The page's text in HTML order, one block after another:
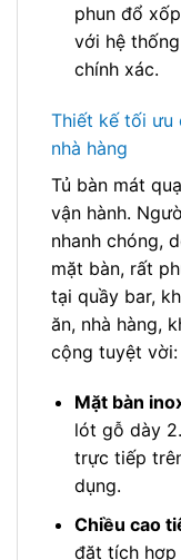
phun đổ
với hệ
chính xác.
Thiết kế tối ưu
nhà hàng
Tủ bàn mát
vận hành.
nhanh chóng,
mặt bàn, rất
tại quầy bar,
ăn, nhà hàng,
cộng tuyệt vời:
Mặt bàn
lót gỗ dày
trực tiếp
dụng.
Chiều cao
đặt tích hợp